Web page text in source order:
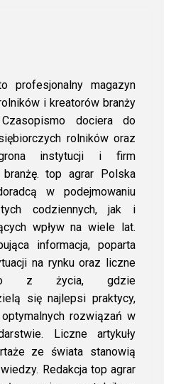
profesjonalny magazyn
i kreatorów branży
dociera do
rolników oraz
instytucji i firm
branżę. top agrar Polska
w podejmowaniu
codziennych, jak i
wpływ na wiele lat.
informacja, poparta
na rynku oraz liczne
z życia, gdzie
się najlepsi praktycy,
rozwiązań w
Liczne artykuły
ze świata stanowią
Redakcja top agrar